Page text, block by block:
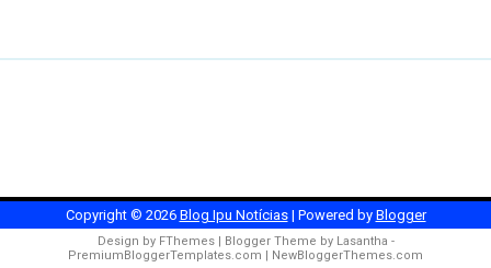
Copyright © 2026 Blog Ipu Notícias| Powered by Blogger
Design by FThemes| Blogger Theme by Lasantha -
PremiumBloggerTemplates.com | NewBloggerThemes.com